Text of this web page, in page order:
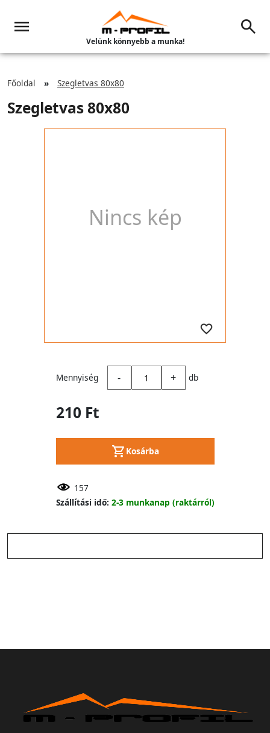
Velünk könnyebb a munka!
Főoldal Szegletvas 80x80
Szegletvas 80x80
Nincs kép
Mennyiség - + db
210 Ft
Kosárba
157
Szállítási idő: 2-3 munkanap (raktárról)